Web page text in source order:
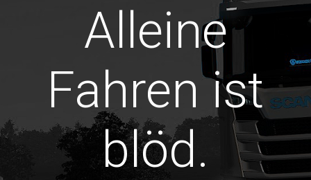
Alleine
Fahren ist
blöd.